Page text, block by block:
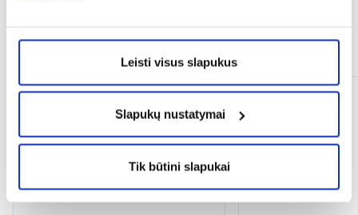
Leisti visus slapukus
Slapukų nustatymai
Tik būtini slapukai
Panašios prekės